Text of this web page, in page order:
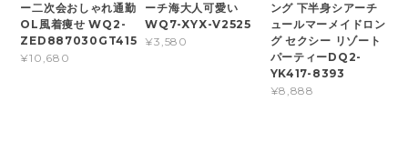
ー二次会おしゃれ通勤
OL風着痩せ WQ2-
ZED887030GT415
¥10,680
ーチ海大人可愛い
WQ7-XYX-V2525
¥3,580
ング 下半身シアーチ
ュールマーメイドロン
グ セクシー リゾート
パーティーDQ2-
YK417-8393
¥8,888